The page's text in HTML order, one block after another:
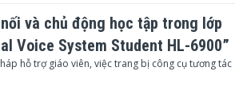
và chủ động học tập trong lớp
Voice System Student HL-6900”
hỗ trợ giáo viên, việc trang bị công cụ tương tác